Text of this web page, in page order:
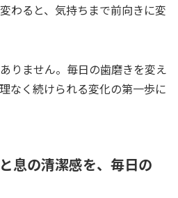
ると、気持ちまで前向きに変
りません。毎日の歯磨きを変え
なく続けられる変化の第一歩に
息の清潔感を、毎日の